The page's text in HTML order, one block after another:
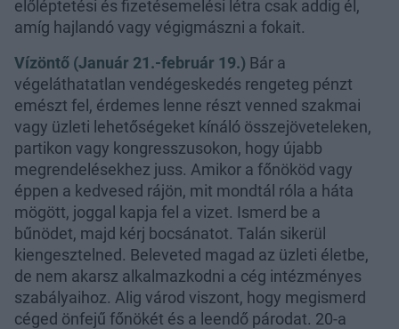
előléptetési és fizetésemelési létra csak addig él,
amíg hajlandó vagy végigmászni a fokait.
Vízöntő (Január 21.-február 19.) Bár a
végeláthatatlan vendégeskedés rengeteg pénzt
emészt fel, érdemes lenne részt venned szakmai
vagy üzleti lehetőségeket kínáló összejöveteleken,
partikon vagy kongresszusokon, hogy újabb
megrendelésekhez juss. Amikor a főnököd vagy
éppen a kedvesed rájön, mit mondtál róla a háta
mögött, joggal kapja fel a vizet. Ismerd be a
bűnödet, majd kérj bocsánatot. Talán sikerül
kiengesztelned. Beleveted magad az üzleti életbe,
de nem akarsz alkalmazkodni a cég intézményes
szabályaihoz. Alig várod viszont, hogy megismerd
céged önfejű főnökét és a leendő párodat. 20-a